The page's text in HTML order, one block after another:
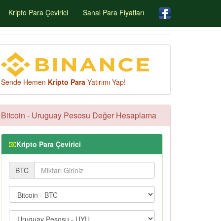
Kripto Para Çevirici Sanal Para Fiyatları
Sende Hemen Kripto Para Yatırımı Yap!
Bitcoin - Uruguay Pesosu Değer Hesaplama
Kripto Para Çevirici
BTC